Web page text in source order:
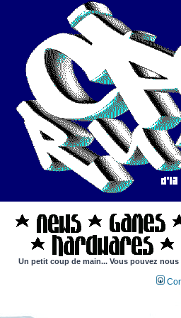
Un petit coup de main... Vous pouvez